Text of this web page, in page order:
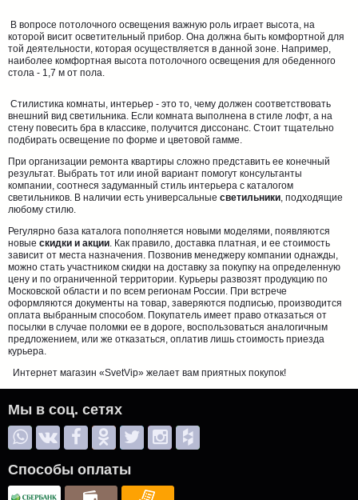
В вопросе потолочного освещения важную роль играет высота, на
которой висит осветительный прибор. Она должна быть комфортной для
той деятельности, которая осуществляется в данной зоне. Например,
наиболее комфортная высота потолочного освещения для обеденного
стола - 1,7 м от пола.
Стилистика комнаты, интерьер - это то, чему должен соответствовать
внешний вид светильника. Если комната выполнена в стиле лофт, а на
стену повесить бра в классике, получится диссонанс. Стоит тщательно
подбирать освещение по форме и цветовой гамме.
При организации ремонта квартиры сложно представить ее конечный
результат. Выбрать тот или иной вариант помогут консультанты
компании, соотнеся задуманный стиль интерьера с каталогом
светильников. В наличии есть универсальные светильники, подходящие
любому стилю.
Регулярно база каталога пополняется новыми моделями, появляются
новые скидки и акции. Как правило, доставка платная, и ее стоимость
зависит от места назначения. Позвонив менеджеру компании однажды,
можно стать участником скидки на доставку за покупку на определенную
цену и по ограниченной территории. Курьеры развозят продукцию по
Московской области и по всем регионам России. При встрече
оформляются документы на товар, заверяются подписью, производится
оплата выбранным способом. Покупатель имеет право отказаться от
посылки в случае поломки ее в дороге, воспользоваться аналогичным
предложением, или же отказаться, оплатив лишь стоимость приезда
курьера.
Интернет магазин «SvetVip» желает вам приятных покупок!
Мы в соц. сетях
Способы оплаты